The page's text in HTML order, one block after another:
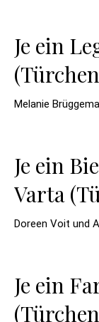
Je ein
Melanie
Je ein
Varta
Doreen Voit und
Je ein